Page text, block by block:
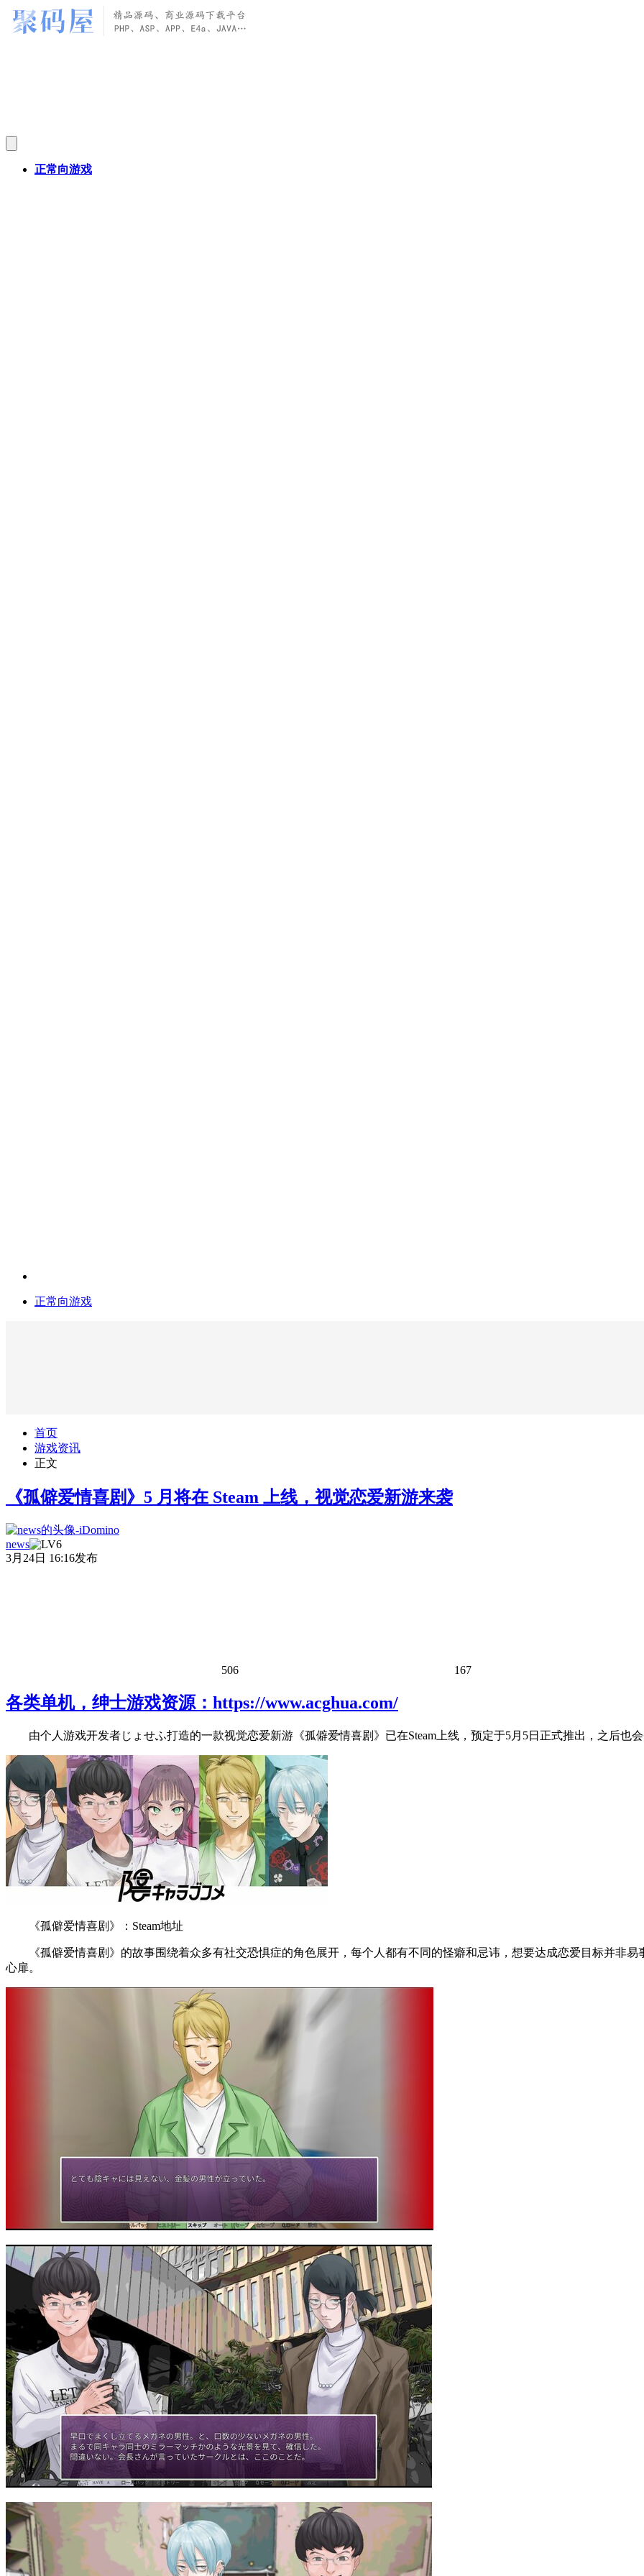
正常向游戏
正常向游戏
首页
游戏资讯
正文
《孤僻爱情喜剧》5 月将在 Steam 上线，视觉恋爱新游来袭
news
3月24日 16:16发布
506 167
各类单机，绅士游戏资源：https://www.acghua.com/
由个人游戏开发者じょせふ打造的一款视觉恋爱新游《孤僻爱情喜剧》已在Steam上线，预定于5月5日正式推出，之后也会
《孤僻爱情喜剧》：Steam地址
《孤僻爱情喜剧》的故事围绕着众多有社交恐惧症的角色展开，每个人都有不同的怪癖和忌讳，想要达成恋爱目标并非
心扉。